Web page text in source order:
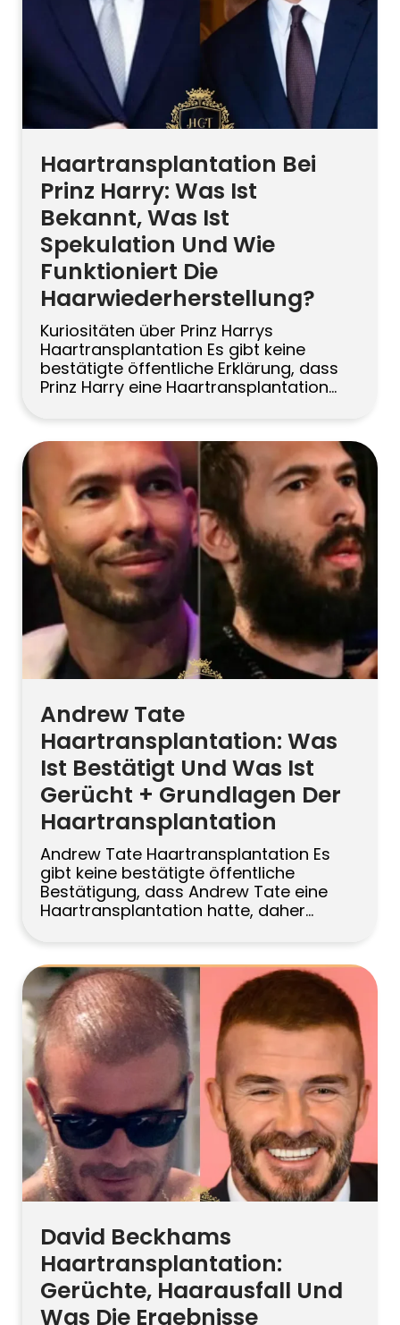
Haartransplantation Bei
Prinz Harry: Was Ist
Bekannt, Was Ist
Spekulation Und Wie
Funktioniert Die
Haarwiederherstellung?
Kuriositäten über Prinz Harrys
Haartransplantation Es gibt keine
bestätigte öffentliche Erklärung, dass
Prinz Harry eine Haartransplantation
öffentliche Auftritte haben
Spekulationen ausgelöst, aber
Veränderungen des Haares können
auch durch Styling, Beleuchtung,
Haarfasern, Medikamente oder
Behandlungen im Frühstadium
entstehen. Wenn Sie unter Haarausfall
leiden, ist der verlässlichste Weg eine
medizinische Einschätzung und ein […]
Andrew Tate
Haartransplantation: Was
Ist Bestätigt Und Was Ist
Gerücht + Grundlagen Der
Haartransplantation
Andrew Tate Haartransplantation Es
gibt keine bestätigte öffentliche
Bestätigung, dass Andrew Tate eine
Haartransplantation hatte, daher
Behauptungen auf Fotovergleichen und
Spekulationen. Wenn Sie eine
Haarwiederherstellung in Erwägung
ziehen, konzentrieren Sie sich auf Ihre
Diagnose, Spenderkapazität und einen
von einem Chirurgen geführten Plan.
Moderne FUE- oder DHI-Methoden
können eine natürlich aussehende
Haarlinie wiederherstellen, […]
David Beckhams
Haartransplantation:
Gerüchte, Haarausfall Und
Was Die Ergebnisse